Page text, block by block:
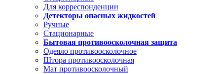
Для корреспонденции
Детекторы опасных жидкостей
Ручные
Стационарные
Бытовая противоосколочная защита
Одеяло противоосколочное
Штора противоосколочная
Мат противоосколочный